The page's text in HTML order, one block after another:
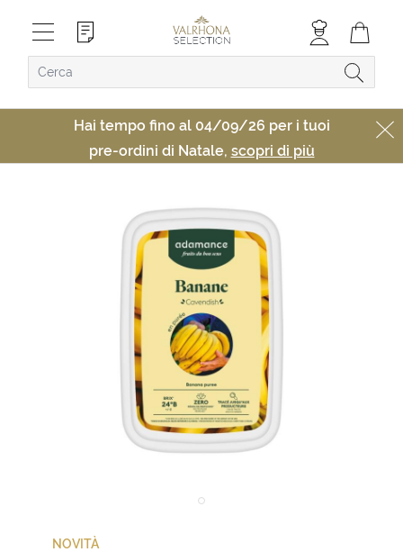
Hai tempo fino al 04/09/26 per i tuoi
pre-ordini di Natale, scopri di più
NOVITÀ